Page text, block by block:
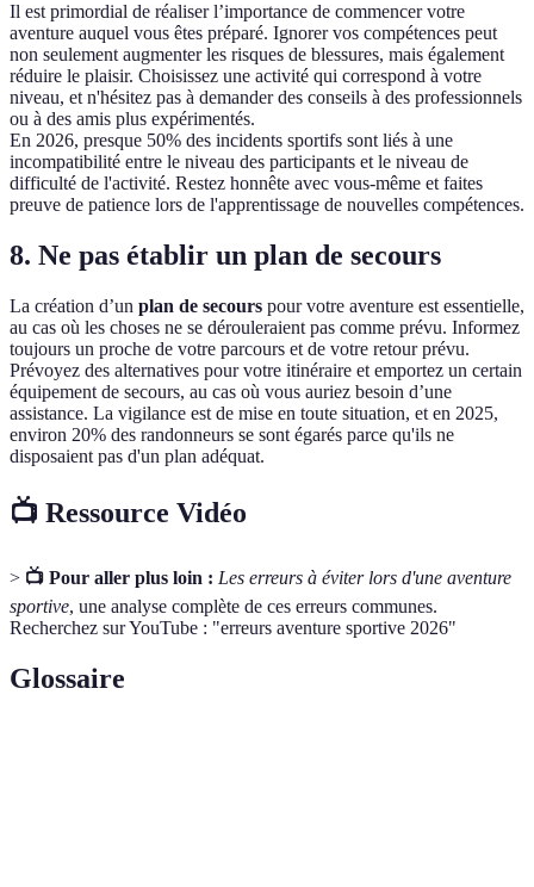
Il est primordial de réaliser l’importance de commencer votre
aventure auquel vous êtes préparé. Ignorer vos compétences peut
non seulement augmenter les risques de blessures, mais également
réduire le plaisir. Choisissez une activité qui correspond à votre
niveau, et n'hésitez pas à demander des conseils à des professionnels
ou à des amis plus expérimentés.
En 2026, presque 50% des incidents sportifs sont liés à une
incompatibilité entre le niveau des participants et le niveau de
difficulté de l'activité. Restez honnête avec vous-même et faites
preuve de patience lors de l'apprentissage de nouvelles compétences.
8. Ne pas établir un plan de secours
La création d’un plan de secours pour votre aventure est essentielle,
au cas où les choses ne se dérouleraient pas comme prévu. Informez
toujours un proche de votre parcours et de votre retour prévu.
Prévoyez des alternatives pour votre itinéraire et emportez un certain
équipement de secours, au cas où vous auriez besoin d’une
assistance. La vigilance est de mise en toute situation, et en 2025,
environ 20% des randonneurs se sont égarés parce qu'ils ne
disposaient pas d'un plan adéquat.
📺 Ressource Vidéo
> 📺 Pour aller plus loin : Les erreurs à éviter lors d'une aventure
sportive, une analyse complète de ces erreurs communes.
Recherchez sur YouTube : "erreurs aventure sportive 2026"
Glossaire